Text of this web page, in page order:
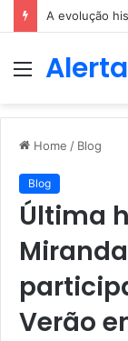
A evolução
Menu
Home / Blog
Blog
Última
Verão